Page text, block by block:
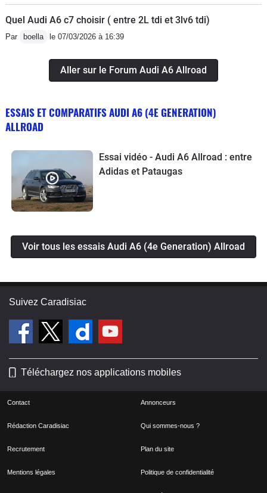
Quel Audi A6 c7 choisir ( entre 2L tdi et 3lv6 tdi)
Par boella le 07/03/2026 à 16:39
Aller sur le Forum Audi A6 Allroad
ESSAIS ET COMPARATIFS AUDI A6 (4E GENERATION)
ALLROAD
Essai vidéo - Audi A6 Allroad : entre
Adidas et Pataugas
Voir tous les essais Audi A6 (4e Generation) Allroad
Suivez Caradisiac
Téléchargez nos applications mobiles
Contact Annonceurs
Rédaction Caradisiac Qui sommes-nous ?
Recrutement Plan du site
Mentions légales Politique de confidentialité